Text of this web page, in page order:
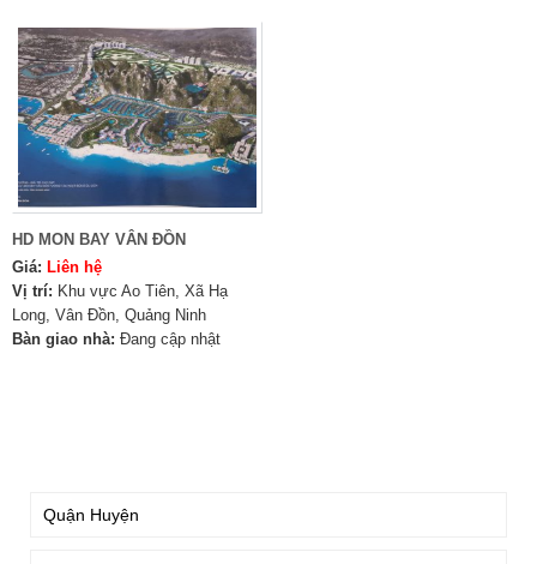
HD MON BAY VÂN ĐỒN
Giá: Liên hệ
Vị trí: Khu vực Ao Tiên, Xã Hạ
Long, Vân Đồn, Quảng Ninh
Bàn giao nhà: Đang cập nhật